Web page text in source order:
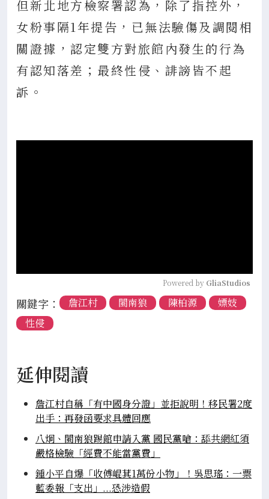
但新北地方檢察署認為，除了指控外，
女粉事隔1年提告，已無法驗傷及調閱相
關證據，認定雙方對旅館內發生的行為
有認知落差；最終性侵、誹謗皆不起
訴。
Powered by GliaStudios
關鍵字： 詹江村 閩南狼 陳柏源
嫖妓
性侵
延伸閱讀
詹江村自稱「有中國身分證」並拒說明！移民署2度
出手：再發函要求具體回應
八炯、閩南狼踢館申請入黨 國民黨嗆：舔共網紅須
嚴格檢驗「經費不能當黨費」
鍾小平自爆「收傅崐萁1萬份小物」！吳思瑤：一票
藍委報「支出」...恐涉造假